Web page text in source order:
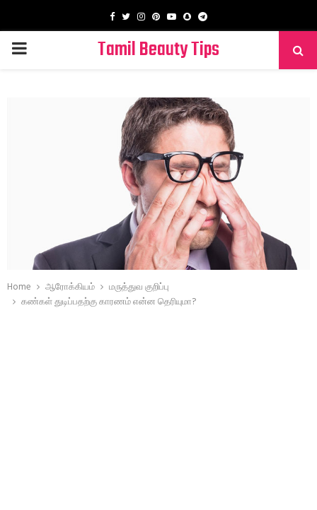
Facebook
TwitterInstagram
PinterestYoutube
SnapchatTelegram
PRIMARY
Tamil Beauty Tips
Home ஆரோக்கியம்
மருத்துவ குறிப்பு
கண்கள் துடிப்பதற்கு காரணம் என்ன தெரியுமா?